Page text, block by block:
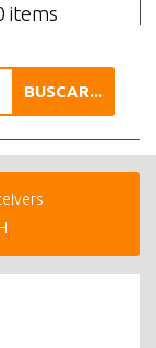
items
BUSCAR...